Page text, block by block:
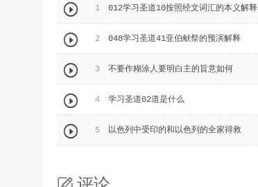
 1 012学习圣道10按照经文词汇的本义解释
 2 048学习圣道41亚伯献祭的预演解释
 3 不要作糊涂人要明白主的旨意如何
 4 学习圣道02道是什么
 5 以色列中受印的和以色列的全家得救
